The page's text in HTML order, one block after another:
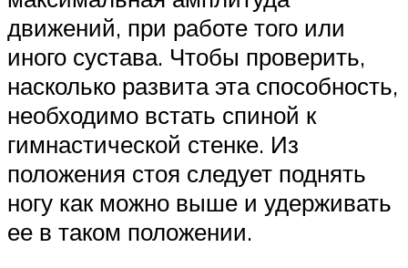
движений, при работе того или
иного сустава. Чтобы проверить,
насколько развита эта способность,
необходимо встать спиной к
гимнастической стенке. Из
положения стоя следует поднять
ногу как можно выше и удерживать
ее в таком положении.